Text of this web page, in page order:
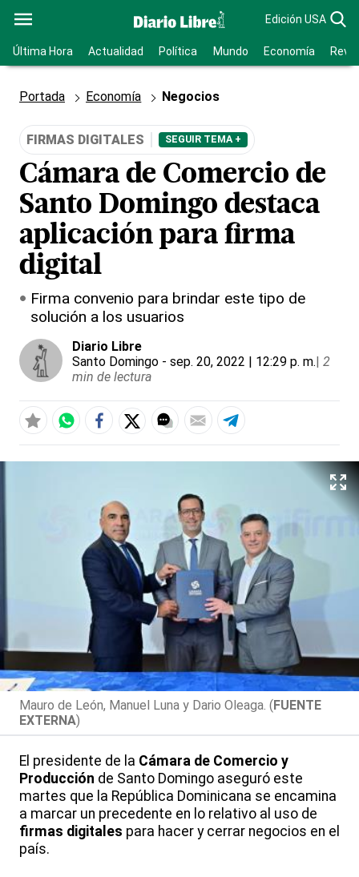
Edición USA
Última Hora Actualidad Política Mundo Economía
Portada Economía Negocios
FIRMAS DIGITALES SEGUIR TEMA +
Cámara de Comercio de
Santo Domingo destaca
aplicación para firma
digital
Firma convenio para brindar este tipo de
solución a los usuarios
Diario Libre
Santo Domingo - sep. 20, 2022 | 12:29 p. m.| 2
min de lectura
Mauro de León, Manuel Luna y Dario Oleaga. (FUENTE
EXTERNA)
El presidente de la Cámara de Comercio y
Producción de Santo Domingo aseguró este
martes que la República Dominicana se encamina
a marcar un precedente en lo relativo al uso de
firmas digitales para hacer y cerrar negocios en el
país.